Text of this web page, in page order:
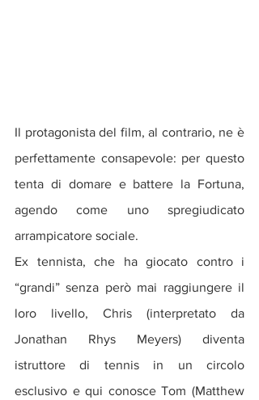
Il protagonista del film, al contrario, ne è
perfettamente consapevole: per questo
tenta di domare e battere la Fortuna,
agendo come uno spregiudicato
arrampicatore sociale.
Ex tennista, che ha giocato contro i
“grandi” senza però mai raggiungere il
loro livello, Chris (interpretato da
Jonathan Rhys Meyers) diventa
istruttore di tennis in un circolo
esclusivo e qui conosce Tom (Matthew